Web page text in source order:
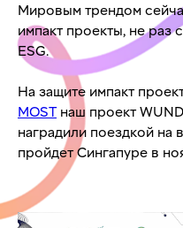
Мировым трендом
импакт проекты, не раз
ESG.
На защите импакт
MOSTнаш проект
наградили поездкой
пройдет Сингапуре в